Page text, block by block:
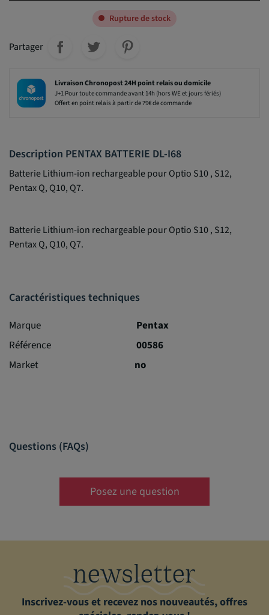
Rupture de stock
Partager
Livraison Chronopost 24H point relais ou domicile
J+1 Pour toute commande avant 14h (hors WE et jours fériés)
Offert en point relais à partir de 79€ de commande
Description PENTAX BATTERIE DL-I68
Batterie Lithium-ion rechargeable pour Optio S10 , S12,
Pentax Q, Q10, Q7.
Batterie Lithium-ion rechargeable pour Optio S10 , S12,
Pentax Q, Q10, Q7.
Caractéristiques techniques
Marque
Pentax
Référence
00586
Market
no
Questions (FAQs)
Posez une question
newsletter
Inscrivez-vous et recevez nos nouveautés, offres